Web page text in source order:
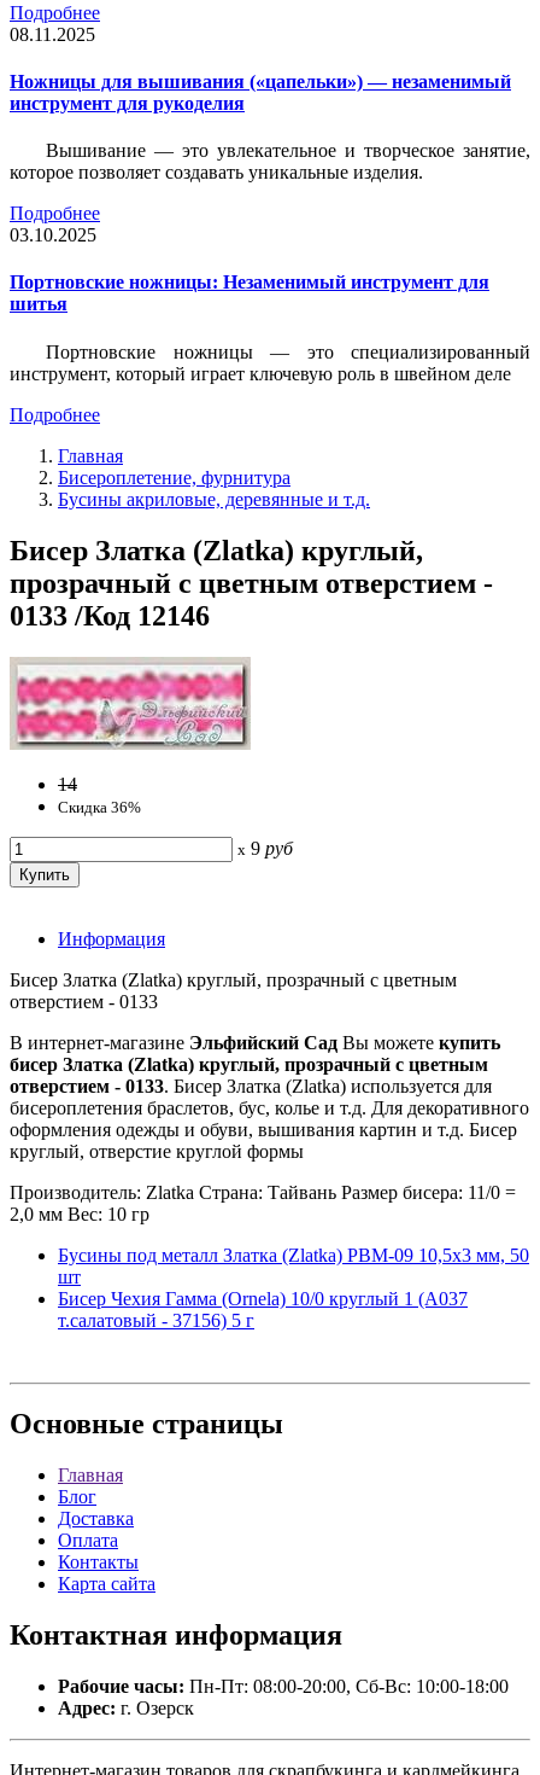
Подробнее
08.11.2025
Ножницы для вышивания («цапельки») — незаменимый
инструмент для рукоделия
Вышивание — это увлекательное и творческое занятие,
которое позволяет создавать уникальные изделия.
Подробнее
03.10.2025
Портновские ножницы: Незаменимый инструмент для
шитья
Портновские ножницы — это специализированный
инструмент, который играет ключевую роль в швейном деле
Подробнее
Главная
Бисероплетение, фурнитура
Бусины акриловые, деревянные и т.д.
Бисер Златка (Zlatka) круглый,
прозрачный с цветным отверстием -
0133 /Код 12146
14
Скидка 36%
x 9 руб
Информация
Бисер Златка (Zlatka) круглый, прозрачный с цветным
отверстием - 0133
В интернет-магазине Эльфийский Сад Вы можете купить
бисер Златка (Zlatka) круглый, прозрачный с цветным
отверстием - 0133. Бисер Златка (Zlatka) используется для
бисероплетения браслетов, бус, колье и т.д. Для декоративного
оформления одежды и обуви, вышивания картин и т.д. Бисер
круглый, отверстие круглой формы
Производитель: Zlatka Страна: Тайвань Размер бисера: 11/0 =
2,0 мм Вес: 10 гр
Бусины под металл Златка (Zlatka) PBM-09 10,5х3 мм, 50
шт
Бисер Чехия Гамма (Ornela) 10/0 круглый 1 (A037
т.салатовый - 37156) 5 г
Основные страницы
Главная
Блог
Доставка
Оплата
Контакты
Карта сайта
Контактная информация
Рабочие часы: Пн-Пт: 08:00-20:00, Сб-Вс: 10:00-18:00
Адрес: г. Озерск